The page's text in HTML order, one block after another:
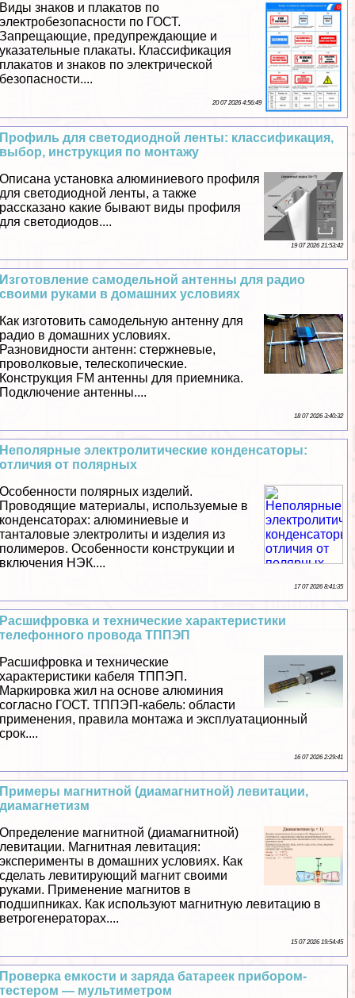
Виды знаков и плакатов по
электробезопасности по ГОСТ.
Запрещающие, предупреждающие и
указательные плакаты. Классификация
плакатов и знаков по электрической
безопасности....
20 07 2026 4:56:49
Профиль для светодиодной ленты: классификация,
выбор, инструкция по монтажу
Описана установка алюминиевого профиля
для светодиодной ленты, а также
рассказано какие бывают виды профиля
для светодиодов....
19 07 2026 21:53:42
Изготовление самодельной антенны для радио
своими руками в домашних условиях
Как изготовить самодельную антенну для
радио в домашних условиях.
Разновидности антенн: стержневые,
проволковые, телескопические.
Конструкция FM антенны для приемника.
Подключение антенны....
18 07 2026 3:40:32
Неполярные электролитические конденсаторы:
отличия от полярных
Особенности полярных изделий.
Проводящие материалы, используемые в
конденсаторах: алюминиевые и
танталовые электролиты и изделия из
полимеров. Особенности конструкции и
включения НЭК....
17 07 2026 8:41:35
Расшифровка и технические хаpaктеристики
телефонного провода ТППЭП
Расшифровка и технические
хаpaктеристики кабеля ТППЭП.
Маркировка жил на основе алюминия
согласно ГОСТ. ТППЭП-кабель: области
применения, правила монтажа и эксплуатационный
срок....
16 07 2026 2:29:41
Примеры магнитной (диамагнитной) левитации,
диамагнетизм
Определение магнитной (диамагнитной)
левитации. Магнитная левитация:
эксперименты в домашних условиях. Как
сделать левитирующий магнит своими
руками. Применение магнитов в
подшипниках. Как используют магнитную левитацию в
ветрогенераторах....
15 07 2026 19:54:45
Проверка емкости и заряда батареек прибором-
тестером — мультиметром